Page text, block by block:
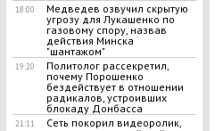
18:00
Медведев озвучил скрытую
угрозу для Лукашенко по
газовому спору, назвав
действия Минска
"шантажом"
19:20
Политолог рассекретил,
почему Порошенко
бездействует в отношении
радикалов, устроивших
блокаду Донбасса
21:11
Сеть покорил видеоролик,